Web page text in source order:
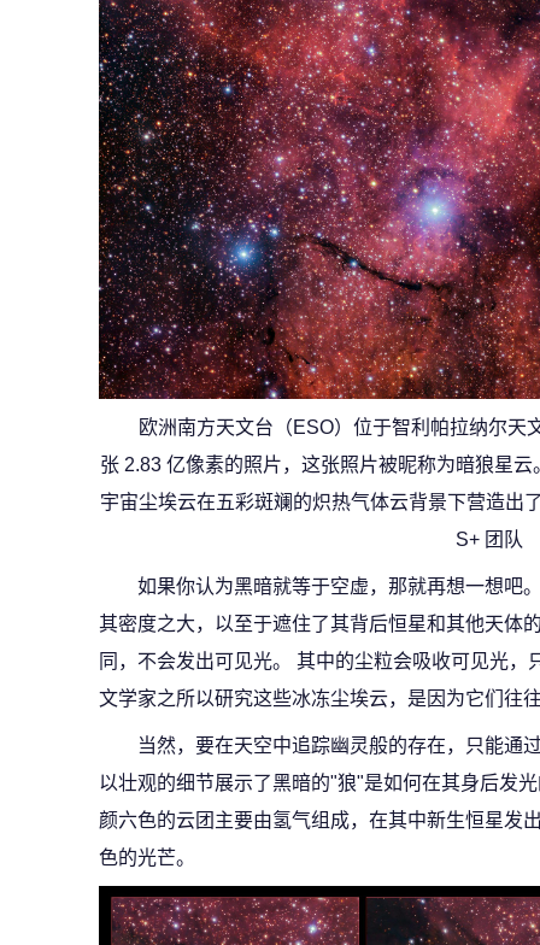
欧洲南方天文台（ESO）位于智利帕拉纳尔天
张 2.83 亿像素的照片，这张照片被昵称为暗狼星
宇宙尘埃云在五彩斑斓的炽热气体云背景下营造出
S+ 团队
如果你认为黑暗就等于空虚，那就再想一想吧
其密度之大，以至于遮住了其背后恒星和其他天体
同，不会发出可见光。 其中的尘粒会吸收可见光，
文学家之所以研究这些冰冻尘埃云，是因为它们往
当然，要在天空中追踪幽灵般的存在，只能通
以壮观的细节展示了黑暗的"狼"是如何在其身后发
颜六色的云团主要由氢气组成，在其中新生恒星发
色的光芒。